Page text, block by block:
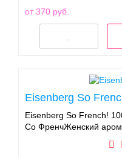
от 370 руб.
Eisenberg So
Eisenberg So French!
Со ФренчЖенский